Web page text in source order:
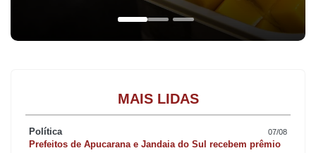
MAIS LIDAS
Política 07/08
Prefeitos de Apucarana e Jandaia do Sul recebem prêmio